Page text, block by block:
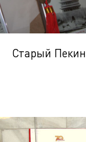
Старый Пекин